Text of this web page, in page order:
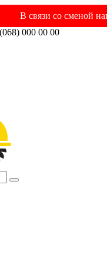
В связи со сменой
000 00 00